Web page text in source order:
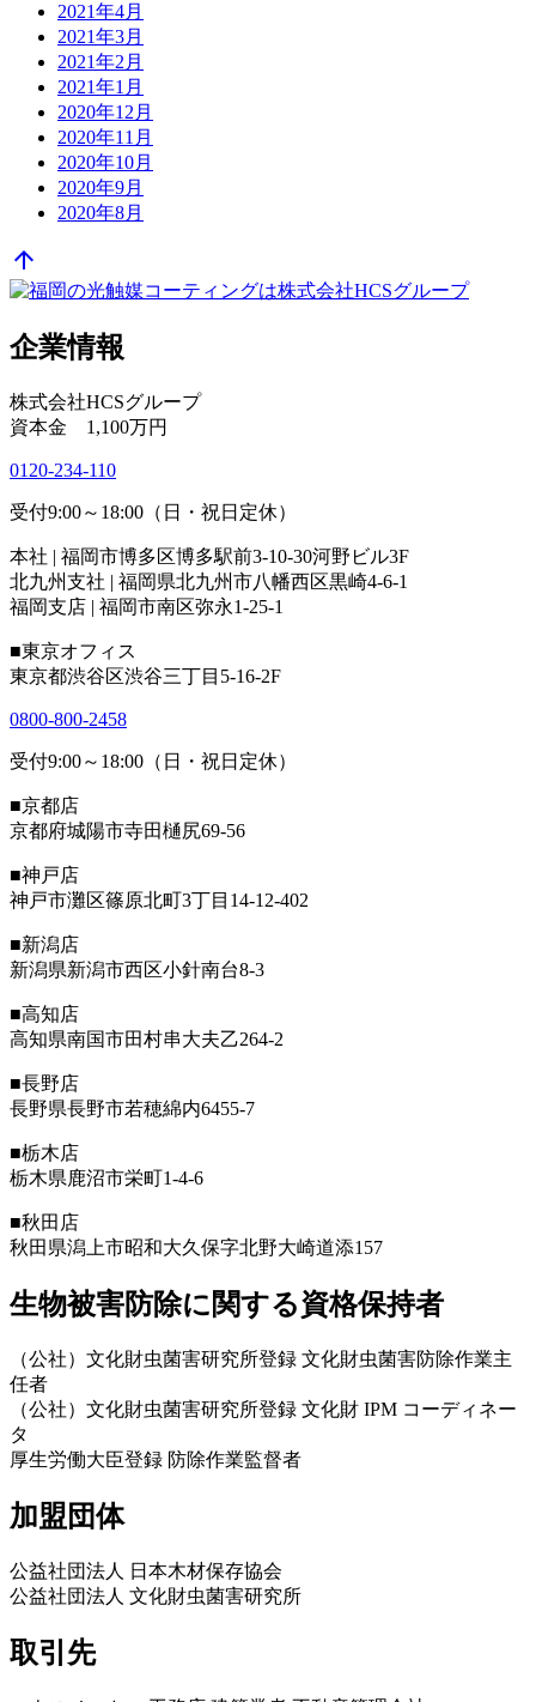
2021年4月
2021年3月
2021年2月
2021年1月
2020年12月
2020年11月
2020年10月
2020年9月
2020年8月
arrow_upward
企業情報
株式会社HCSグループ
資本金 1,100万円
0120-234-110
受付9:00～18:00（日・祝日定休）
本社 | 福岡市博多区博多駅前3-10-30河野ビル3F
北九州支社 | 福岡県北九州市八幡西区黒崎4-6-1
福岡支店 | 福岡市南区弥永1-25-1
■東京オフィス
東京都渋谷区渋谷三丁目5-16-2F
0800-800-2458
受付9:00～18:00（日・祝日定休）
■京都店
京都府城陽市寺田樋尻69-56
■神戸店
神戸市灘区篠原北町3丁目14-12-402
■新潟店
新潟県新潟市西区小針南台8-3
■高知店
高知県南国市田村串大夫乙264-2
■長野店
長野県長野市若穂綿内6455-7
■栃木店
栃木県鹿沼市栄町1-4-6
■秋田店
秋田県潟上市昭和大久保字北野大崎道添157
生物被害防除に関する資格保持者
（公社）文化財虫菌害研究所登録 文化財虫菌害防除作業主
任者
（公社）文化財虫菌害研究所登録 文化財 IPM コーディネー
タ
厚生労働大臣登録 防除作業監督者
加盟団体
公益社団法人 日本木材保存協会
公益社団法人 文化財虫菌害研究所
取引先